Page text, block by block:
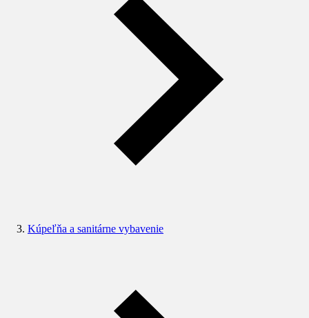
Kúpeľňa a sanitárne vybavenie